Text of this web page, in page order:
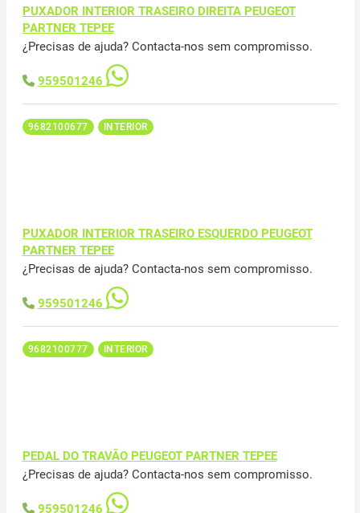
PUXADOR INTERIOR TRASEIRO DIREITA PEUGEOT
PARTNER TEPEE
¿Precisas de ajuda? Contacta-nos sem compromisso.
959501246
9682100677 INTERIOR
PUXADOR INTERIOR TRASEIRO ESQUERDO PEUGEOT
PARTNER TEPEE
¿Precisas de ajuda? Contacta-nos sem compromisso.
959501246
9682100777 INTERIOR
PEDAL DO TRAVÃO PEUGEOT PARTNER TEPEE
¿Precisas de ajuda? Contacta-nos sem compromisso.
959501246